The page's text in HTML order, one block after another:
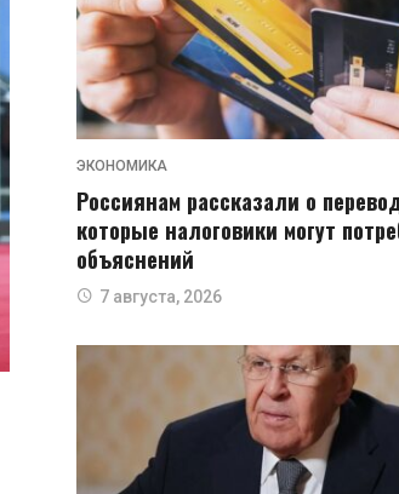
ЭКОНОМИКА
Россиянам рассказали о
которые налоговики могут
объяснений
7 августа, 2026